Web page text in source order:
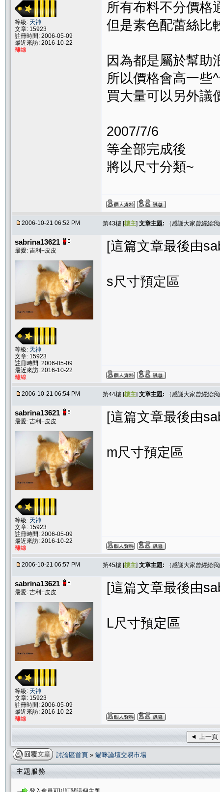
等級: 天神
文章: 15923
註冊時間: 2006-05-09
最近來訪: 2016-10-22
離線
所有布料不分價格
但是素色配蕾絲比
因為都是屬於幫助
所以價格會高一些
買大量可以另外議
2007/7/6
等全部完成後
將以尺寸分類~
2006-10-21 06:52 PM 第43樓 [樓主] 文章主題: （感謝大家曾經給
sabrina13621
最愛: 吉利+皮皮
等級: 天神
文章: 15923
註冊時間: 2006-05-09
最近來訪: 2016-10-22
離線
[這篇文章最後由
s尺寸預定區
2006-10-21 06:54 PM 第44樓 [樓主] 文章主題: （感謝大家曾經給
sabrina13621
最愛: 吉利+皮皮
等級: 天神
文章: 15923
註冊時間: 2006-05-09
最近來訪: 2016-10-22
離線
[這篇文章最後由
m尺寸預定區
2006-10-21 06:57 PM 第45樓 [樓主] 文章主題: （感謝大家曾經給
sabrina13621
最愛: 吉利+皮皮
等級: 天神
文章: 15923
註冊時間: 2006-05-09
最近來訪: 2016-10-22
離線
[這篇文章最後由
L尺寸預定區
◄ 上一頁
討論區首頁 » 貓咪論壇交易市場
主題服務